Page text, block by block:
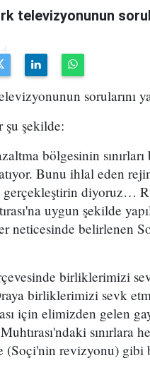
televizyonunun
sorularını
şu şekilde:
bölgesinin
Bunu ihlal eden
gerçekleştirin diyoruz…
uygun şekilde
neticesinde belirlenen
birliklerimizi
birliklerimizi sevk
için elimizden gelen
sınırlara
(Soçi'nin revizyonu)